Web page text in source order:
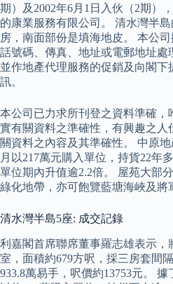
期）及2002年6月1日入伙（2期）
的康業服務有限公司。 清水灣半
房，南面部份是填海地皮。 本公
話號碼、傳真、地址或電郵地址
並作地產代理服務的促銷及向閣
訊。
本公司已力求所刊登之資料準確
實有關資料之準確性，有興趣之
關資料之內容及其準確性。 中原
月以217萬元購入單位，持貨22年
單位期內升值逾2.2倍。 屋苑大部
綠化地帶，亦可飽覽藍塘海峽及將
清水灣半島5座: 成交記錄
利嘉閣首席聯席董事羅志雄表示，
室，面積約679方呎，採三房套間
933.8萬易手，呎價約13753元。 據